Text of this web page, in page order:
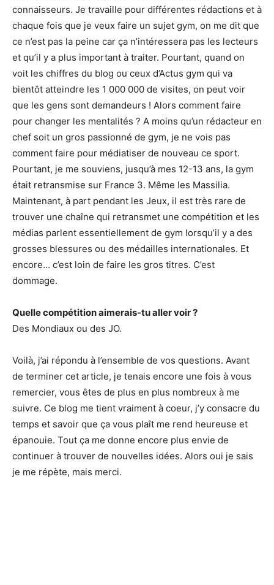
connaisseurs. Je travaille pour différentes rédactions et à
chaque fois que je veux faire un sujet gym, on me dit que
ce n’est pas la peine car ça n’intéressera pas les lecteurs
et qu’il y a plus important à traiter. Pourtant, quand on
voit les chiffres du blog ou ceux d’Actus gym qui va
bientôt atteindre les 1 000 000 de visites, on peut voir
que les gens sont demandeurs ! Alors comment faire
pour changer les mentalités ? A moins qu’un rédacteur en
chef soit un gros passionné de gym, je ne vois pas
comment faire pour médiatiser de nouveau ce sport.
Pourtant, je me souviens, jusqu’à mes 12-13 ans, la gym
était retransmise sur France 3. Même les Massilia.
Maintenant, à part pendant les Jeux, il est très rare de
trouver une chaîne qui retransmet une compétition et les
médias parlent essentiellement de gym lorsqu’il y a des
grosses blessures ou des médailles internationales. Et
encore… c’est loin de faire les gros titres. C’est
dommage.
Quelle compétition aimerais-tu aller voir ?
Des Mondiaux ou des JO.
Voilà, j’ai répondu à l’ensemble de vos questions. Avant
de terminer cet article, je tenais encore une fois à vous
remercier, vous êtes de plus en plus nombreux à me
suivre. Ce blog me tient vraiment à coeur, j’y consacre du
temps et savoir que ça vous plaît me rend heureuse et
épanouie. Tout ça me donne encore plus envie de
continuer à trouver de nouvelles idées. Alors oui je sais
je me répète, mais merci.